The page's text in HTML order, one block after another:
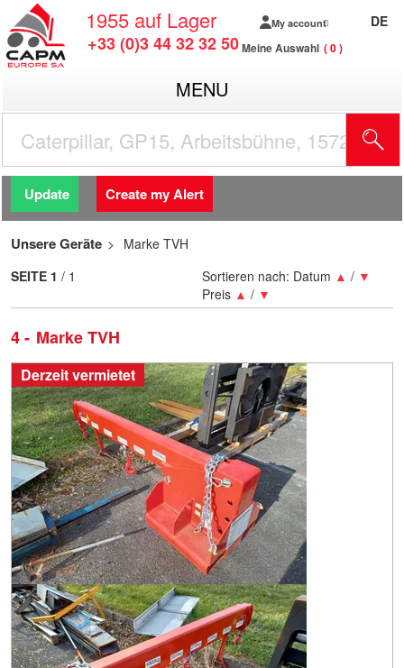
1955 auf Lager
+33 (0)3 44 32 32 50
My account
Meine Auswahl 0
DE
MENU
Update Create my Alert
Unsere Geräte Marke TVH
4 Marke TVH
Sortieren nach: Datum ▲ / ▼
Preis ▲ / ▼
SEITE 1 / 1
Derzeit vermietet